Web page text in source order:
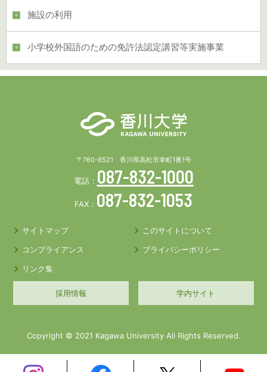
施設の利用
小学校外国語のための免許法認定講習等実施事業
〒760-8521 香川県高松市幸町1番1号
電話： 087-832-1000
FAX： 087-832-1053
サイトマップ
このサイトについて
コンプライアンス
プライバシーポリシー
リンク集
採用情報 学内サイト
Copyright © 2021 Kagawa University All Rights Reserved.